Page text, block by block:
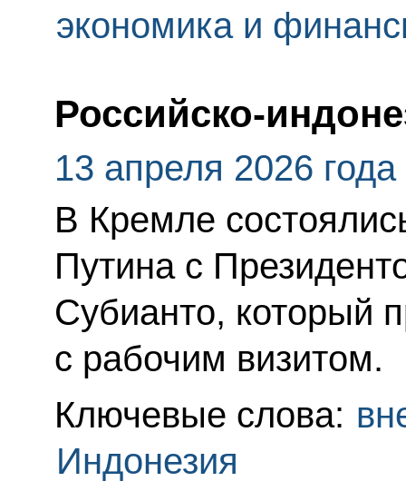
экономика и
Российско-
13 апреля 2026 года
В Кремле
Путина с
Субианто, который
с рабочим визитом.
Ключевые слова:
Индонезия